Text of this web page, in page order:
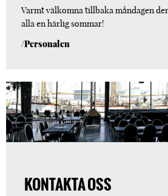
Varmt välkomna tillbaka måndagen
alla en härlig sommar!
/Personalen
KONTAKTA OSS